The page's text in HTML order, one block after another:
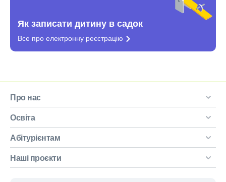
Як записати дитину в садок
Все про електронну реєстрацію
Про нас
Освіта
Абітурієнтам
Наші проєкти